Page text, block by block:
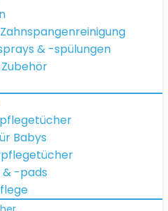
& -spülungen
Babys
-pads